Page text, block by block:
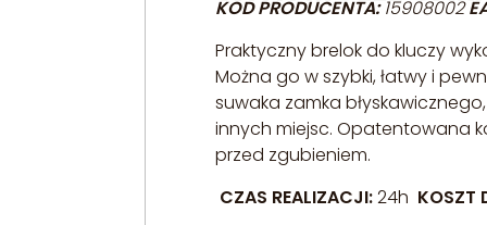
KOD PRODUCENTA:15908002
Praktyczny brelok do kluczy
Można go w szybki, łatwy i
suwaka zamka
innych miejsc. Opatentowana
przed zgubieniem.
CZAS REALIZACJI:24h KOSZT